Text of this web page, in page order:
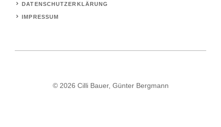
DATENSCHUTZERKLÄRUNG
IMPRESSUM
© 2026 Cilli Bauer, Günter Bergmann